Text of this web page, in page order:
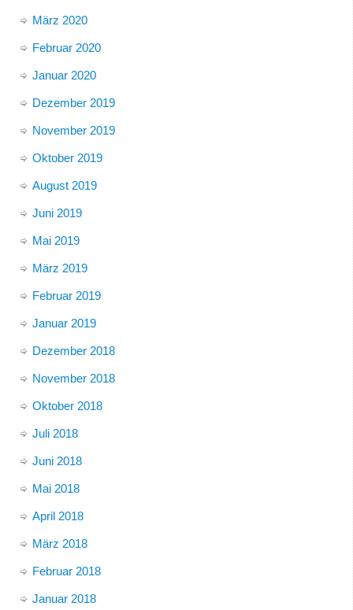
März 2020
Februar 2020
Januar 2020
Dezember 2019
November 2019
Oktober 2019
August 2019
Juni 2019
Mai 2019
März 2019
Februar 2019
Januar 2019
Dezember 2018
November 2018
Oktober 2018
Juli 2018
Juni 2018
Mai 2018
April 2018
März 2018
Februar 2018
Januar 2018